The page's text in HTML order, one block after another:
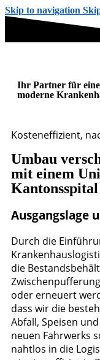
Skip to navigation
Ihr Partner für eine
moderne
Kosteneffizient,
Umbau
mit einem
Kantonsspital
Ausgangslage
Durch die
die
oder erneuert
dass wir die
Abfall, Speisen
neuen Fahrwerks
nahtlos in die